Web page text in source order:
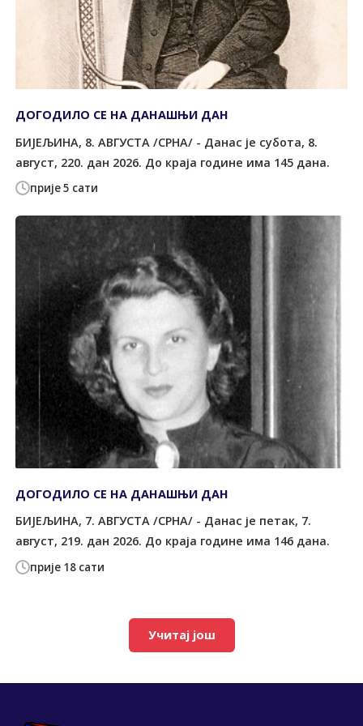
прије 5 сати
ДОГОДИЛО СЕ НА ДАНАШЊИ ДАН
БИЈЕЉИНА, 8. АВГУСТА /СРНА/ - Данас је субота, 8.
август, 220. дан 2026. До краја године има 145 дана.
прије 18 сати
ДОГОДИЛО СЕ НА ДАНАШЊИ ДАН
БИЈЕЉИНА, 7. АВГУСТА /СРНА/ - Данас је петак, 7.
август, 219. дан 2026. До краја године има 146 дана.
Учитај још